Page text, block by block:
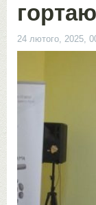
24 лютого, 2025,